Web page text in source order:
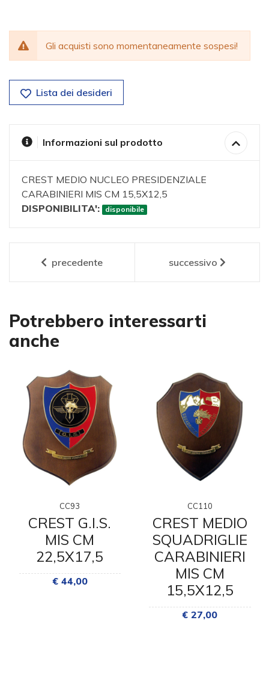
Gli acquisti sono momentaneamente sospesi!
Lista dei desideri
Informazioni sul prodotto
CREST MEDIO NUCLEO PRESIDENZIALE
CARABINIERI MIS CM 15,5X12,5
DISPONIBILITA':
disponibile
precedente successivo
Potrebbero interessarti
anche
CC93
CREST G.I.S.
MIS CM
22,5X17,5
€ 44,00
CC110
CREST MEDIO
SQUADRIGLIE
CARABINIERI
MIS CM
15,5X12,5
€ 27,00